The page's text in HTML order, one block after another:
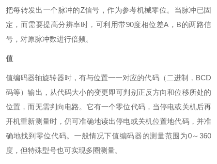
把每转发出一个脉冲的Z信号，作为参考机械零位。当脉冲已固
定，而需要提高分辨率时，可利用带90度相位差A，B的两路信
号，对原脉冲数进行倍频。
值
值编码器轴旋转器时，有与位置一一对应的代码（二进制，BCD
码等）输出，从代码大小的变更即可判别正反方向和位移所处的
位置，而无需判向电路。它有一个零位代码，当停电或关机后再
开机重新测量时，仍可准确地读出停电或关机位置地代码，并准
确地找到零位代码。一般情况下值编码器的测量范围为0～360
度，但特殊型号也可实现多圈测量。